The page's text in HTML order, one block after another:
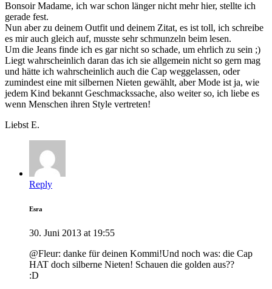
Bonsoir Madame, ich war schon länger nicht mehr hier, stellte ich
gerade fest.
Nun aber zu deinem Outfit und deinem Zitat, es ist toll, ich schreibe
es mir auch gleich auf, musste sehr schmunzeln beim lesen.
Um die Jeans finde ich es gar nicht so schade, um ehrlich zu sein ;)
Liegt wahrscheinlich daran das ich sie allgemein nicht so gern mag
und hätte ich wahrscheinlich auch die Cap weggelassen, oder
zumindest eine mit silbernen Nieten gewählt, aber Mode ist ja, wie
jedem Kind bekannt Geschmackssache, also weiter so, ich liebe es
wenn Menschen ihren Style vertreten!
Liebst E.
Reply
Esra
30. Juni 2013 at 19:55
@Fleur: danke für deinen Kommi!Und noch was: die Cap
HAT doch silberne Nieten! Schauen die golden aus??
:D